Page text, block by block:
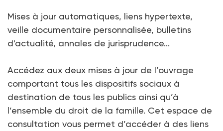
Mises à jour automatiques, liens hypertexte,
veille documentaire personnalisée, bulletins
d'actualité, annales de jurisprudence...
Accédez aux deux mises à jour de l’ouvrage
comportant tous les dispositifs sociaux à
destination de tous les publics ainsi qu’à
l’ensemble du droit de la famille. Cet espace de
consultation vous permet d’accéder à des liens